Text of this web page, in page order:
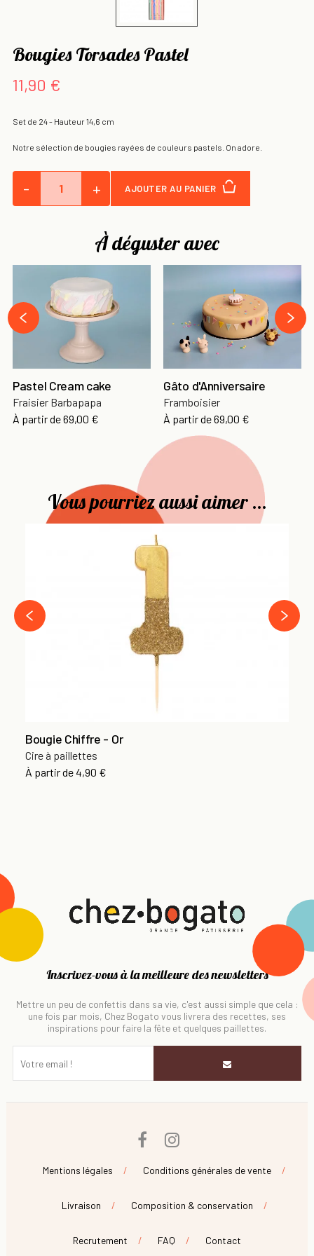
Bougies Torsades Pastel
11,90 €
Set de 24 - Hauteur 14,6 cm
Notre sélection de bougies rayées de couleurs pastels. On adore.
- + AJOUTER AU PANIER
À déguster avec
Pastel Cream cake
Fraisier Barbapapa
À partir de69,00 €
Gâto d'Anniversaire
Framboisier
À partir de69,00 €
‹
›
Vous pourriez aussi aimer ...
Bougie Chiffre - Or
Cire à paillettes
À partir de4,90 €
‹
›
Inscrivez-vous à la meilleure des newsletters
Mettre un peu de confettis dans sa vie, c'est aussi simple que cela :
une fois par mois, Chez Bogato vous livrera des recettes, ses
inspirations pour faire la fête et quelques paillettes.
Facebook
Mentions légales Conditions générales de vente
Livraison Composition & conservation
Recrutement FAQ Contact